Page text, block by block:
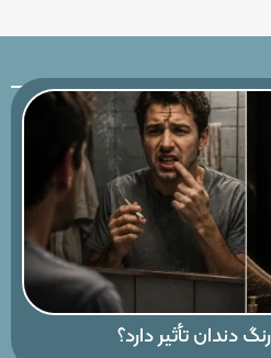
دندان تأثیر دارد؟